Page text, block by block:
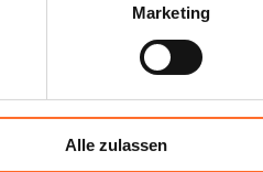
Marketing
Alle zulassen